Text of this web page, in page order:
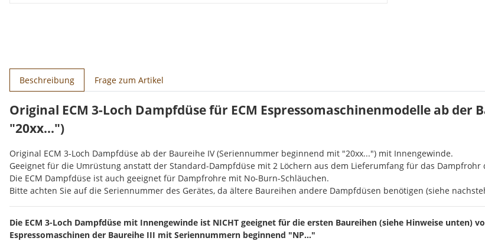
weitere Registerkarten anzeigen
Beschreibung Frage zum Artikel
Original ECM 3-Loch Dampfdüse für ECM Espressomaschinenmodelle ab
"20xx...")
Original ECM 3-Loch Dampfdüse ab der Baureihe IV (Seriennummer beginnend mit "20xx...") mit Innengewinde.
Geeignet für die Umrüstung anstatt der Standard-Dampfdüse mit 2 Löchern aus dem Lieferumfang für das Dampfrohr
Die ECM Dampfdüse ist auch geeignet für Dampfrohre mit No-Burn-Schläuchen.
Bitte achten Sie auf die Seriennummer des Gerätes, da ältere Baureihen andere Dampfdüsen benötigen (siehe
Die ECM 3-Loch Dampfdüse mit Innengewinde ist NICHT geeignet für die ersten Baureihen (siehe Hinweise unten)
Espressomaschinen der Baureihe III mit Seriennummern beginnend "NP..."